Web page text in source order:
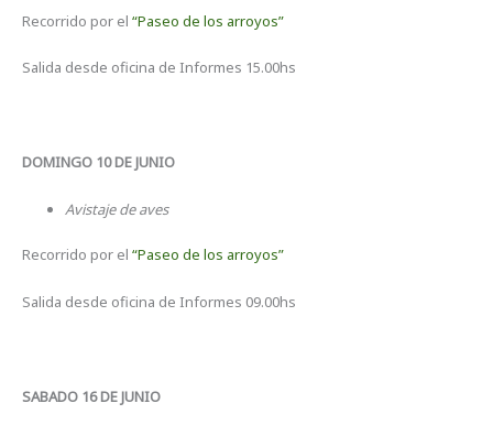
Recorrido por el“Paseo de los arroyos”
Salida desde oficina de Informes 15.00hs
DOMINGO 10 DE JUNIO
Avistaje de aves
Recorrido por el“Paseo de los arroyos”
Salida desde oficina de Informes 09.00hs
SABADO 16 DE JUNIO